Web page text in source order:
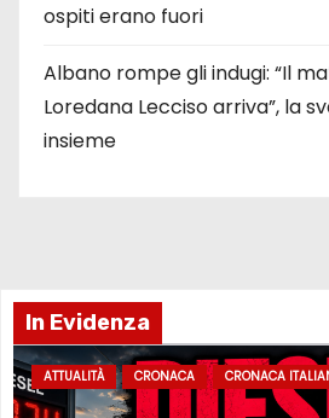
ospiti erano fuori
Albano rompe gli indugi: “Il
Loredana Lecciso arriva”, la
insieme
In Evidenza
ATTUALITÀ CRONACA CRONACA